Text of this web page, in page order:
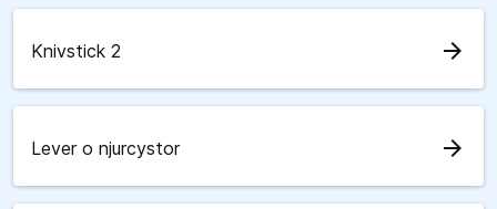
Knivstick 2 arrow_forward
Lever o njurcystor arrow_forward